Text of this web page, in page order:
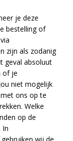
je deze
bestelling of
zijn als zodanig
geval absoluut
of je
niet mogelijk
ons op te
Welke
op de
In